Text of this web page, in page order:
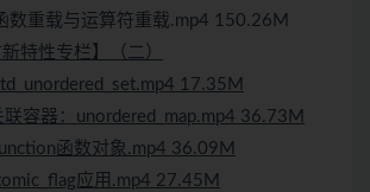
数重载与运算符重载.mp4 150.26M
特性专栏】（二）
17.35M
容器：unordered_map.mp4 36.73M
函数对象.mp4 36.09M
应用.mp4 27.45M